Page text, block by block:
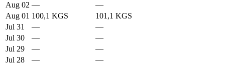
Aug 02 —
—
Aug 01 100,1 KGS
101,1 KGS
Jul 31
—
—
Jul 30
—
—
Jul 29
—
—
Jul 28
— —